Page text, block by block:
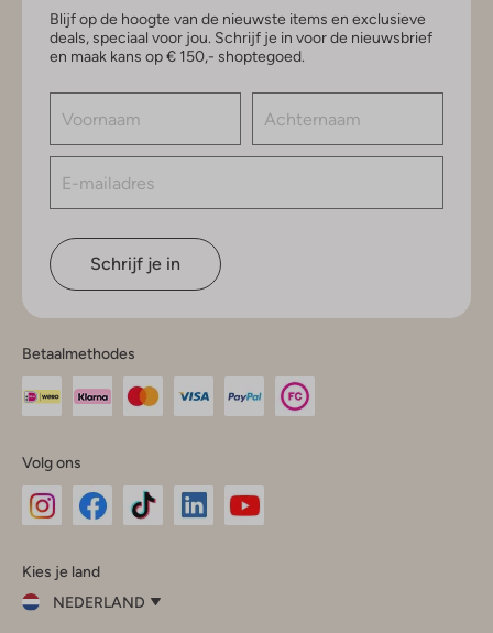
Blijf op de hoogte van de nieuwste items en exclusieve
deals, speciaal voor jou. Schrijf je in voor de nieuwsbrief
en maak kans op € 150,- shoptegoed.
Schrijf je in
Betaalmethodes
Volg ons
InstagramFacebook
Kies je land
NEDERLAND